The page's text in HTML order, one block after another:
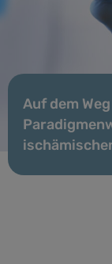
Auf dem